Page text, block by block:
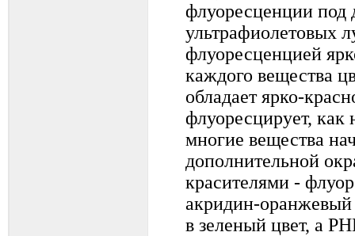
флуоресценции под
ультрафиолетовых
флуоресценцией
каждого вещества
обладает ярко-
флуоресцирует,
многие вещества
дополнительной
красителями -
акридин-
в зеленый цвет, а